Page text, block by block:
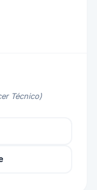
Técnico)